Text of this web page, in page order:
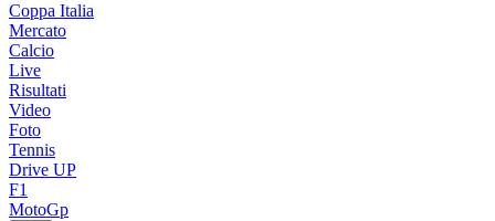
Coppa Italia
Mercato
Calcio
Live
Risultati
Video
Foto
Tennis
Drive UP
F1
MotoGp